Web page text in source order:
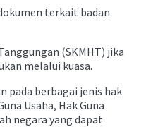
terkait badan
(SKMHT) jika
melalui kuasa.
pada berbagai jenis hak
Usaha, Hak Guna
negara yang dapat